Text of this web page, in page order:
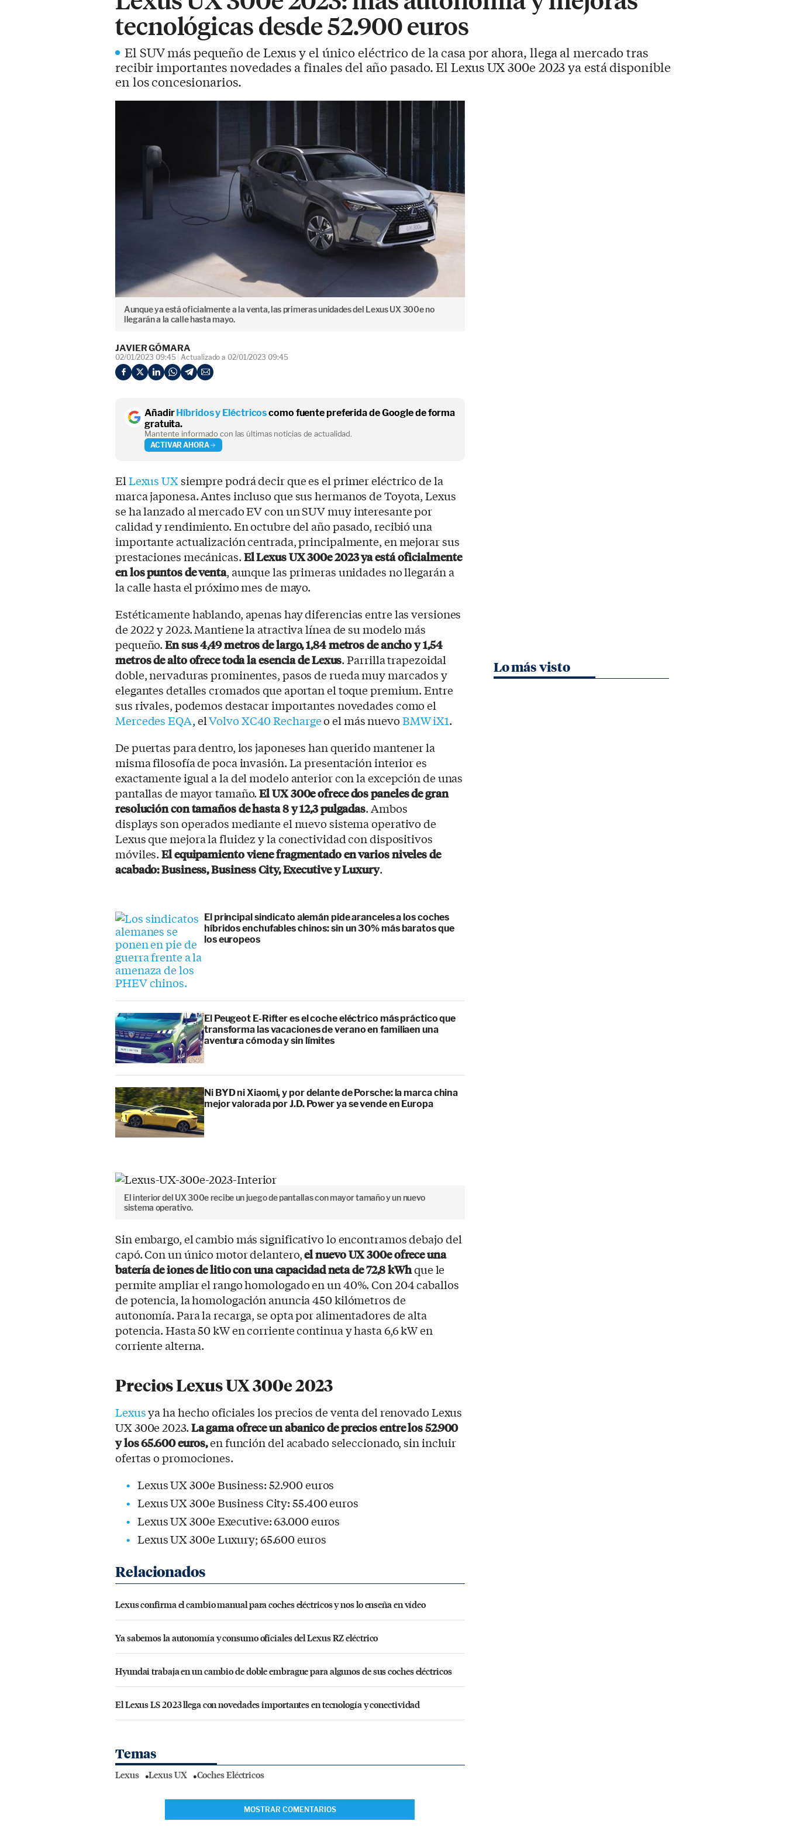
tecnológicas desde 52.900 euros
El SUV más pequeño de Lexus y el único eléctrico de la casa por ahora, llega al mercado tras
recibir importantes novedades a finales del año pasado. El Lexus UX 300e 2023 ya está disponible
en los concesionarios.
Aunque ya está oficialmente a la venta, las primeras unidades del Lexus UX 300e no
llegarán a la calle hasta mayo.
JAVIER GÓMARA
02/01/2023 09:45 Actualizado a 02/01/2023 09:45
AñadirHíbridos y Eléctricoscomo fuente preferida de Google de forma
gratuita.
Mantente informado con las últimas noticias de actualidad.
ACTIVAR AHORA
ElLexus UXsiempre podrá decir que es el primer eléctrico de la
marca japonesa. Antes incluso que sus hermanos de Toyota, Lexus
se ha lanzado al mercado EV con un SUV muy interesante por
calidad y rendimiento. En octubre del año pasado, recibió una
importante actualización centrada, principalmente, en mejorar sus
prestaciones mecánicas.ElLexus UX 300e 2023 ya está oficialmente
en los puntos de venta, aunque las primeras unidades no llegarán a
la calle hasta el próximo mes de mayo.
Estéticamente hablando, apenas hay diferencias entre las versiones
de 2022 y 2023. Mantiene la atractiva línea de su modelo más
pequeño.En sus 4,49 metros de largo, 1,84 metros de ancho y 1,54
metros de alto ofrece toda la esencia de Lexus. Parrilla trapezoidal
doble, nervaduras prominentes, pasos de rueda muy marcados y
elegantes detalles cromados que aportan el toque premium. Entre
sus rivales, podemos destacar importantes novedades como el
Mercedes EQA, elVolvo XC40 Rechargeo el más nuevoBMW iX1.
De puertas para dentro, los japoneses han querido mantener la
misma filosofía de poca invasión. La presentación interior es
exactamente igual a la del modelo anterior con la excepción de unas
pantallas de mayor tamaño.El UX 300e ofrece dos paneles de gran
resolución con tamaños de hasta 8 y 12,3 pulgadas. Ambos
displays son operados mediante el nuevo sistema operativo de
Lexus que mejora la fluidez y la conectividad con dispositivos
móviles.El equipamiento viene fragmentado en varios niveles de
acabado: Business, Business City, Executive y Luxury.
El principal sindicato alemán pide aranceles a los coches
híbridos enchufables chinos: sin un 30% más baratos que
los europeos
El Peugeot E-Rifter es el coche eléctrico más práctico que
transforma las vacaciones de verano en familiaen una
aventura cómoda y sin límites
Ni BYD ni Xiaomi, y por delante de Porsche: la marca china
mejor valorada por J.D. Power ya se vende en Europa
El interior del UX 300e recibe un juego de pantallas con mayor tamaño y un nuevo
sistema operativo.
Sin embargo, el cambio más significativo lo encontramos debajo del
capó. Con un único motor delantero,el nuevo UX 300e ofrece una
batería de iones de litio con una capacidad neta de 72,8 kWhque le
permite ampliar el rango homologado en un 40%. Con 204 caballos
de potencia, la homologación anuncia 450 kilómetros de
autonomía. Para la recarga, se opta por alimentadores de alta
potencia. Hasta 50 kW en corriente continua y hasta 6,6 kW en
corriente alterna.
Precios Lexus UX 300e 2023
Lexusya ha hecho oficiales los precios de venta del renovado Lexus
UX 300e 2023.La gama ofrece un abanico de precios entre los 52.900
y los 65.600 euros,en función del acabado seleccionado, sin incluir
ofertas o promociones.
Lexus UX 300e Business: 52.900 euros
Lexus UX 300e Business City: 55.400 euros
Lexus UX 300e Executive: 63.000 euros
Lexus UX 300e Luxury; 65.600 euros
Lexus confirma el cambio manual para coches eléctricos y nos lo enseña en vídeo
Ya sabemos la autonomía y consumo oficiales del Lexus RZ eléctrico
Hyundai trabaja en un cambio de doble embrague para algunos de sus coches eléctricos
El Lexus LS 2023 llega con novedades importantes en tecnología y conectividad
Temas
Lexus Lexus UX Coches Eléctricos
MOSTRAR COMENTARIOS
Lo más visto